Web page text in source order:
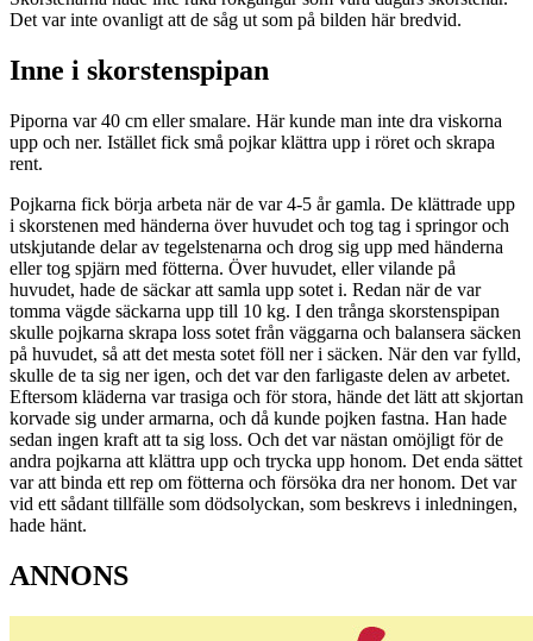
Det var inte ovanligt att de såg ut som på bilden här bredvid.
Inne i skorstenspipan
Piporna var 40 cm eller smalare. Här kunde man inte dra viskorna
upp och ner. Istället fick små pojkar klättra upp i röret och skrapa
rent.
Pojkarna fick börja arbeta när de var 4-5 år gamla. De klättrade upp
i skorstenen med händerna över huvudet och tog tag i springor och
utskjutande delar av tegelstenarna och drog sig upp med händerna
eller tog spjärn med fötterna. Över huvudet, eller vilande på
huvudet, hade de säckar att samla upp sotet i. Redan när de var
tomma vägde säckarna upp till 10 kg. I den trånga skorstenspipan
skulle pojkarna skrapa loss sotet från väggarna och balansera säcken
på huvudet, så att det mesta sotet föll ner i säcken. När den var fylld,
skulle de ta sig ner igen, och det var den farligaste delen av arbetet.
Eftersom kläderna var trasiga och för stora, hände det lätt att skjortan
korvade sig under armarna, och då kunde pojken fastna. Han hade
sedan ingen kraft att ta sig loss. Och det var nästan omöjligt för de
andra pojkarna att klättra upp och trycka upp honom. Det enda sättet
var att binda ett rep om fötterna och försöka dra ner honom. Det var
vid ett sådant tillfälle som dödsolyckan, som beskrevs i inledningen,
hade hänt.
ANNONS